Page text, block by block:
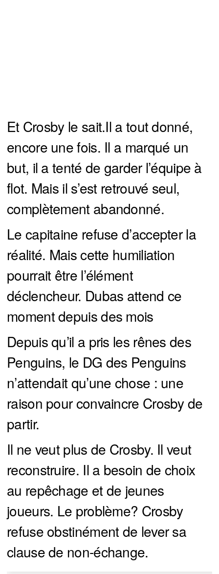
Et Crosby le sait.Il a tout donné,
encore une fois. Il a marqué un
but, il a tenté de garder l’équipe à
flot. Mais il s’est retrouvé seul,
complètement abandonné.
Le capitaine refuse d’accepter la
réalité. Mais cette humiliation
pourrait être l’élément
déclencheur. Dubas attend ce
moment depuis des mois
Depuis qu’il a pris les rênes des
Penguins, le DG des Penguins
n’attendait qu’une chose : une
raison pour convaincre Crosby de
partir.
Il ne veut plus de Crosby. Il veut
reconstruire. Il a besoin de choix
au repêchage et de jeunes
joueurs. Le problème? Crosby
refuse obstinément de lever sa
clause de non-échange.